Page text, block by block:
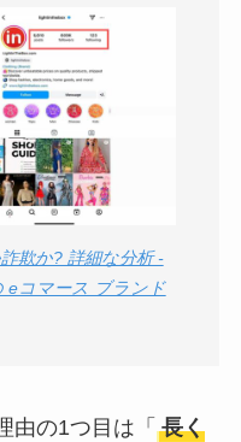
欺か? 詳細な分析 -
eコマース ブランド
由の1つ目は「 長く